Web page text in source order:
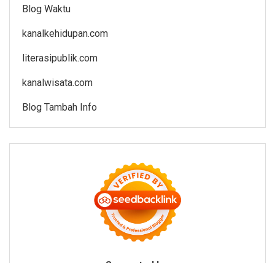
Blog Waktu
kanalkehidupan.com
literasipublik.com
kanalwisata.com
Blog Tambah Info